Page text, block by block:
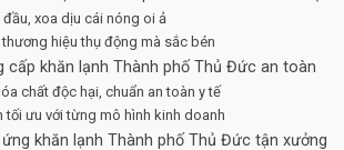
xoa dịu cái nóng oi ả
hiệu thụ động mà sắc bén
cấp khăn lạnh Thành phố Thủ Đức an toàn
chất độc hại, chuẩn an toàn y tế
tối ưu với từng mô hình kinh doanh
khăn lạnh Thành phố Thủ Đức tận xưởng